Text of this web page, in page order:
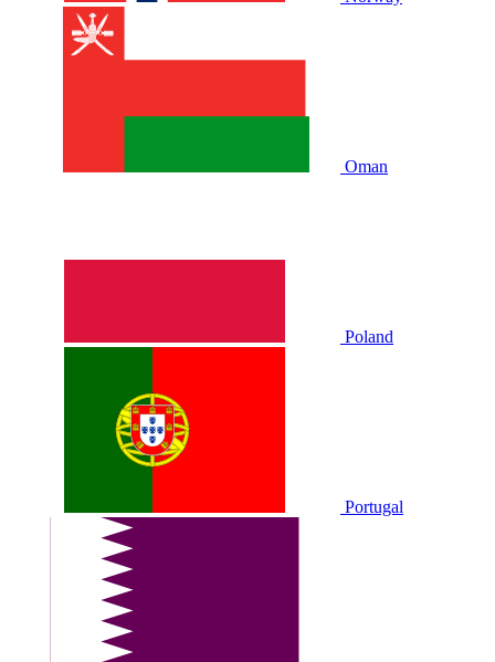
Oman
Poland
Portugal